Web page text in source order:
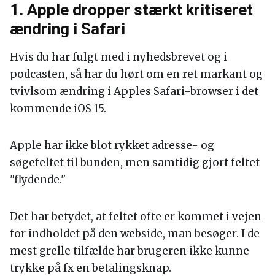
1. Apple dropper stærkt kritiseret
ændring i Safari
Hvis du har fulgt med i nyhedsbrevet og i
podcasten, så har du hørt om en ret markant og
tvivlsom ændring i Apples Safari-browser i det
kommende iOS 15.
Apple har ikke blot rykket adresse- og
søgefeltet til bunden, men samtidig gjort feltet
"flydende."
Det har betydet, at feltet ofte er kommet i vejen
for indholdet på den webside, man besøger. I de
mest grelle tilfælde har brugeren ikke kunne
trykke på fx en betalingsknap.